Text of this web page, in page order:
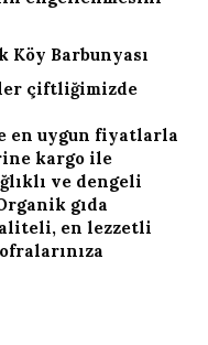
Barbunyası
çiftliğimizde
en uygun fiyatlarla
kargo ile
ve dengeli
gıda
en lezzetli